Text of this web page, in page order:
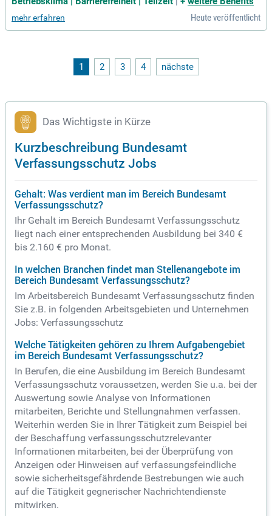
mehr erfahren Heute veröffentlicht
1 2 3 4 nächste
Das Wichtigste in Kürze
Kurzbeschreibung Bundesamt
Verfassungsschutz Jobs
Gehalt: Was verdient man im Bereich Bundesamt
Verfassungsschutz?
Ihr Gehalt im Bereich Bundesamt Verfassungsschutz
liegt nach einer entsprechenden Ausbildung bei 340 €
bis 2.160 € pro Monat.
In welchen Branchen findet man Stellenangebote im
Bereich Bundesamt Verfassungsschutz?
Im Arbeitsbereich Bundesamt Verfassungsschutz finden
Sie z.B. in folgenden Arbeitsgebieten und Unternehmen
Jobs: Verfassungsschutz
Welche Tätigkeiten gehören zu Ihrem Aufgabengebiet
im Bereich Bundesamt Verfassungsschutz?
In Berufen, die eine Ausbildung im Bereich Bundesamt
Verfassungsschutz voraussetzen, werden Sie u.a. bei der
Auswertung sowie Analyse von Informationen
mitarbeiten, Berichte und Stellungnahmen verfassen.
Weiterhin werden Sie in Ihrer Tätigkeit zum Beispiel bei
der Beschaffung verfassungsschutzrelevanter
Informationen mitarbeiten, bei der Überprüfung von
Anzeigen oder Hinweisen auf verfassungsfeindliche
sowie sicherheitsgefährdende Bestrebungen wie auch
auf die Tätigkeit gegnerischer Nachrichtendienste
mitwirken.